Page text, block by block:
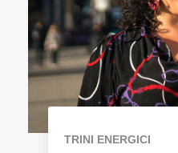
TRINI ENERGICI